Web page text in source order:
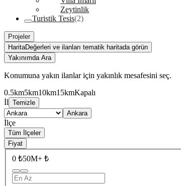
Zeytinlik
Turistik Tesis(2)
Projeler
HaritaDeğerleri ve ilanları tematik haritada görün
Yakınımda Ara
Konumuna yakın ilanlar için yakınlık mesafesini seç.
0.5km5km10km15kmKapalı
İl Temizle
Ankara
İlçe
Tüm İlçeler
Fiyat
0 ₺50M+ ₺